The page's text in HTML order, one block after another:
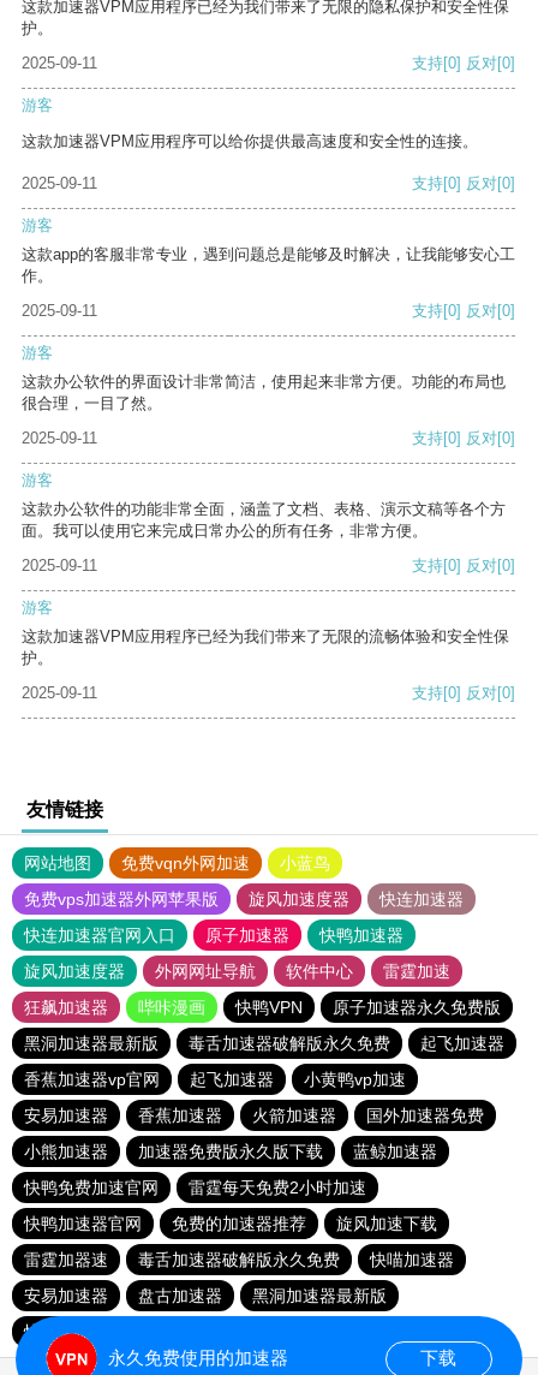
这款加速器VPM应用程序已经为我们带来了无限的隐私保护和安全性保
护。
2025-09-11
支持[0] 反对[0]
游客
这款加速器VPM应用程序可以给你提供最高速度和安全性的连接。
2025-09-11 支持[0] 反对[0]
游客
这款app的客服非常专业，遇到问题总是能够及时解决，让我能够安心工
作。
2025-09-11
支持[0] 反对[0]
游客
这款办公软件的界面设计非常简洁，使用起来非常方便。功能的布局也
很合理，一目了然。
2025-09-11
支持[0] 反对[0]
游客
这款办公软件的功能非常全面，涵盖了文档、表格、演示文稿等各个方
面。我可以使用它来完成日常办公的所有任务，非常方便。
2025-09-11
支持[0] 反对[0]
游客
这款加速器VPM应用程序已经为我们带来了无限的流畅体验和安全性保
护。
2025-09-11
支持[0] 反对[0]
友情链接
网站地图 免费vqn外网加速
小蓝鸟
免费vps加速器外网苹果版
旋风加速度器
快连加速器
快连加速器官网入口
原子加速器
快鸭加速器
旋风加速度器
外网网址导航 软件中心
雷霆加速
狂飙加速器
哔咔漫画 快鸭VPN
原子加速器永久免费版
黑洞加速器最新版
毒舌加速器破解版永久免费
起飞加速器
香蕉加速器vp官网
起飞加速器
小黄鸭vp加速
安易加速器
香蕉加速器 火箭加速器
国外加速器免费
小熊加速器
加速器免费版永久版下载
蓝鲸加速器
快鸭免费加速官网
雷霆每天免费2小时加速
快鸭加速器官网
免费的加速器推荐
旋风加速下载
雷霆加器速
毒舌加速器破解版永久免费
快喵加速器
安易加速器
盘古加速器
黑洞加速器最新版
快鸭免费加速官网
永久免费使用的加速器 下载